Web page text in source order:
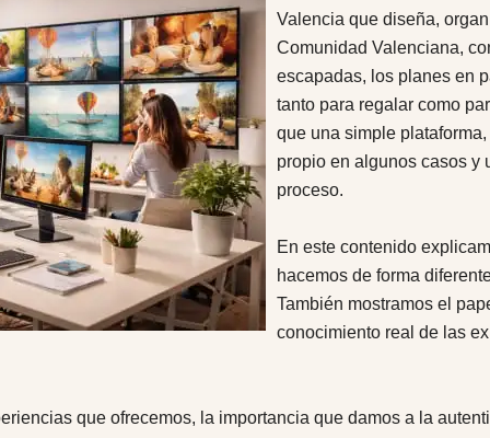
Valencia que diseña,
Comunidad Valenciana,
escapadas, los planes en
tanto para regalar como
que una simple
propio en algunos casos y
proceso.
En este contenido
hacemos de forma
También mostramos el
conocimiento real de las
que ofrecemos, la importancia que damos a la